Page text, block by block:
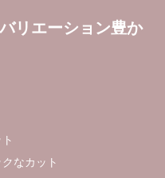
リエーション豊か
なカット